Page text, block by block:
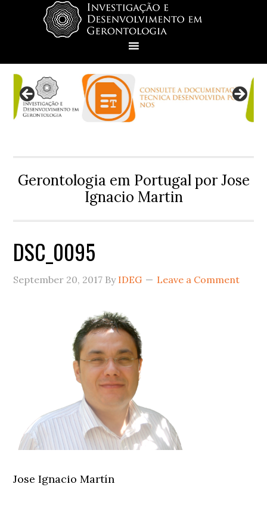
Gerontologia em Portugal por Jose
Ignacio Martin
DSC_0095
September 20, 2017 By IDEG Leave a Comment
Jose Ignacio Martín